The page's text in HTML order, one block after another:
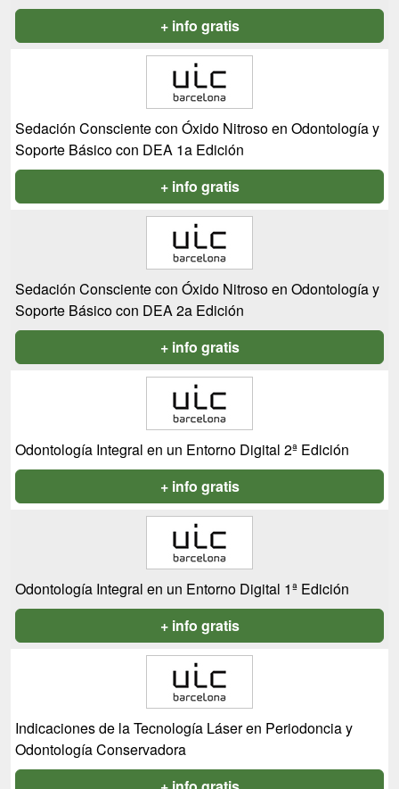
+ info gratis
Sedación Consciente con Óxido Nitroso en Odontología y
Soporte Básico con DEA 1a Edición
+ info gratis
Sedación Consciente con Óxido Nitroso en Odontología y
Soporte Básico con DEA 2a Edición
+ info gratis
Odontología Integral en un Entorno Digital 2ª Edición
+ info gratis
Odontología Integral en un Entorno Digital 1ª Edición
+ info gratis
Indicaciones de la Tecnología Láser en Periodoncia y
Odontología Conservadora